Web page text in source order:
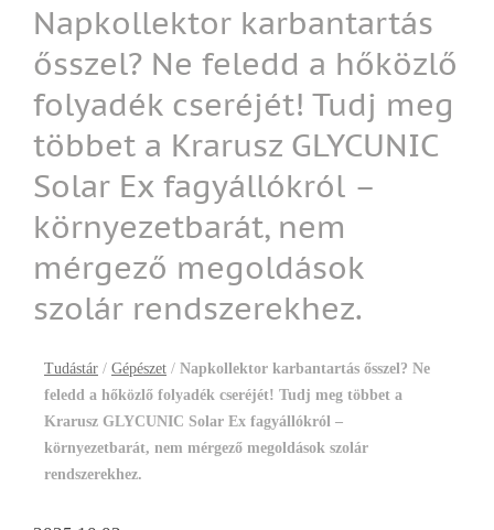
Napkollektor karbantartás
ősszel? Ne feledd a hőközlő
folyadék cseréjét! Tudj meg
többet a Krarusz GLYCUNIC
Solar Ex fagyállókról –
környezetbarát, nem
mérgező megoldások
szolár rendszerekhez.
Tudástár / Gépészet / Napkollektor karbantartás ősszel? Ne
feledd a hőközlő folyadék cseréjét! Tudj meg többet a
Krarusz GLYCUNIC Solar Ex fagyállókról –
környezetbarát, nem mérgező megoldások szolár
rendszerekhez.